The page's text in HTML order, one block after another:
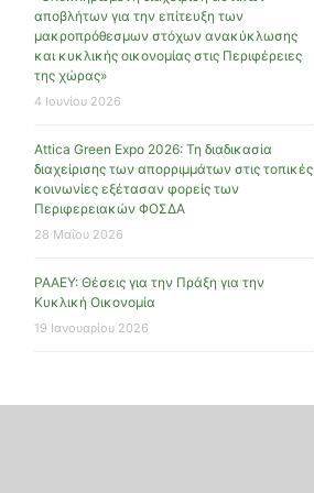
αποβλήτων για την επίτευξη των
μακροπρόθεσμων στόχων ανακύκλωσης
και κυκλικής οικονομίας στις Περιφέρειες
της χώρας»
4 Ιουνίου 2026
Attica Green Expo 2026: Τη διαδικασία
διαχείρισης των απορριμμάτων στις τοπικές
κοινωνίες εξέτασαν φορείς των
Περιφερειακών ΦΟΣΔΑ
28 Μαΐου 2026
ΡΑΑΕΥ: Θέσεις για την Πράξη για την
Κυκλική Οικονομία
19 Ιανουαρίου 2026